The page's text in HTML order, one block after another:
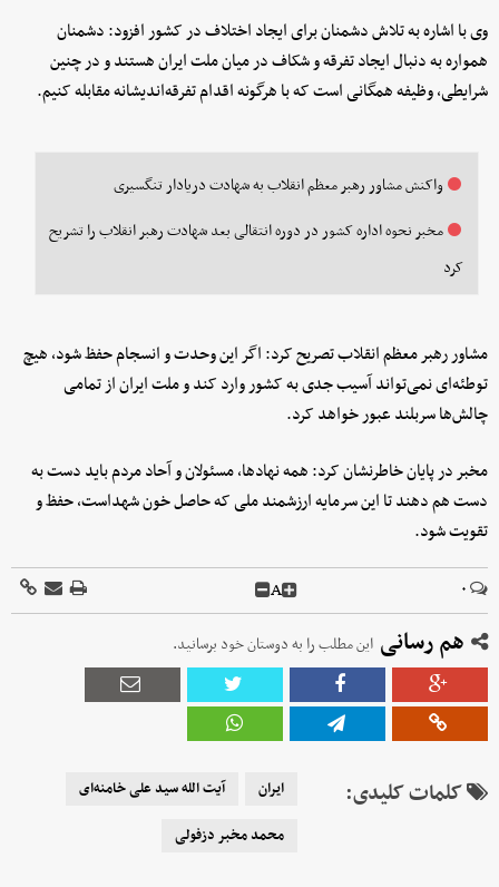
وی با اشاره به تلاش دشمنان برای ایجاد اختلاف در کشور افزود: دشمنان
همواره به دنبال ایجاد تفرقه و شکاف در میان ملت ایران هستند و در چنین
شرایطی، وظیفه همگانی است که با هرگونه اقدام تفرقه‌اندیشانه مقابله کنیم.
واکنش مشاور رهبر معظم انقلاب به شهادت دریادار تنگسیری
مخبر نحوه اداره کشور در دوره انتقالی بعد شهادت رهبر انقلاب را تشریح
کرد
مشاور رهبر معظم انقلاب تصریح کرد: اگر این وحدت و انسجام حفظ شود، هیچ
توطئه‌ای نمی‌تواند آسیب جدی به کشور وارد کند و ملت ایران از تمامی
چالش‌ها سربلند عبور خواهد کرد.
مخبر در پایان خاطرنشان کرد: همه نهادها، مسئولان و آحاد مردم باید دست به
دست هم دهند تا این سرمایه ارزشمند ملی که حاصل خون شهداست، حفظ و
تقویت شود.
۰ A
هم رسانی این مطلب را به دوستان خود برسانید.
کلمات کلیدی: ایران
آیت الله سید علی خامنه‌ای
محمد مخبر دزفولی